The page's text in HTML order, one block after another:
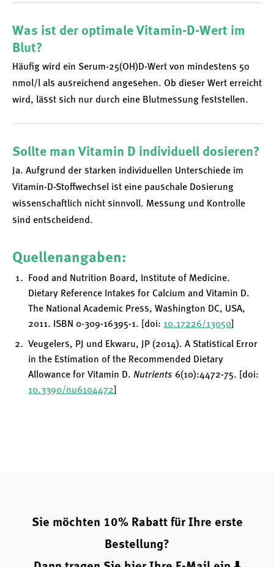
Was ist der optimale Vitamin-D-Wert im
Blut?
Häufig wird ein Serum-25(OH)D-Wert von mindestens 50
nmol/l als ausreichend angesehen. Ob dieser Wert erreicht
wird, lässt sich nur durch eine Blutmessung feststellen.
Sollte man Vitamin D individuell dosieren?
Ja. Aufgrund der starken individuellen Unterschiede im
Vitamin-D-Stoffwechsel ist eine pauschale Dosierung
wissenschaftlich nicht sinnvoll. Messung und Kontrolle
sind entscheidend.
Quellenangaben:
Food and Nutrition Board, Institute of Medicine.
Dietary Reference Intakes for Calcium and Vitamin D.
The National Academic Press, Washington DC, USA,
2011. ISBN 0-309-16395-1. [doi: 10.17226/13050
Veugelers, PJ und Ekwaru, JP (2014). A Statistical Error
in the Estimation of the Recommended Dietary
Allowance for Vitamin D.Nutrients 6(10):4472-75. [doi:
10.3390/nu6104472
Sie möchten 10% Rabatt für Ihre erste
Bestellung?